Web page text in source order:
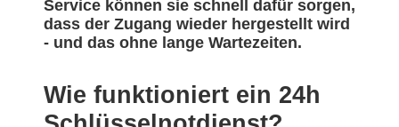
Service können sie schnell dafür sorgen,
dass der Zugang wieder hergestellt wird
- und das ohne lange Wartezeiten.
Wie funktioniert ein 24h